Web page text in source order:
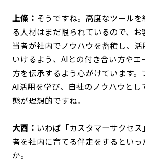
上條： そうですね。高度なツール
る人材はまだ限られているので、お
当者が社内でノウハウを蓄積し、
いけるよう、AIとの付き合い方やエ
方を伝承するよう心がけています。
AI活用を学び、自社のノウハウとし
態が理想的ですね。
大西： いわば「カスタマーサクセ
者を社内に育てる伴走をするといっ
か。